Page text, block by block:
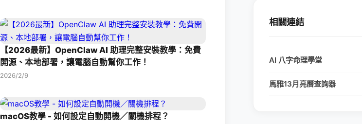
【2026最新】OpenClaw AI 助理完整安裝教學：免費
開源、本地部署，讓電腦自動幫你工作！
2026/2/9
macOS教學 - 如何設定自動開機／關機排程？
相關連結
AI 八字命理學堂
馬雅13月亮曆查詢器